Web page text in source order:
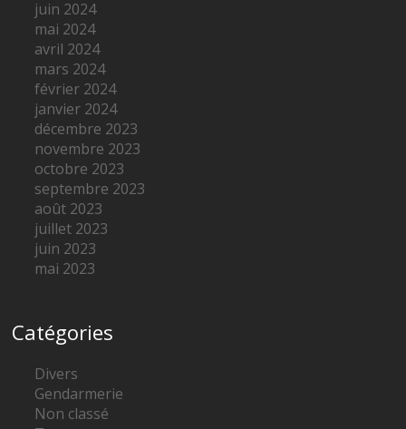
juin 2024
mai 2024
avril 2024
mars 2024
février 2024
janvier 2024
décembre 2023
novembre 2023
octobre 2023
septembre 2023
août 2023
juillet 2023
juin 2023
mai 2023
Catégories
Divers
Gendarmerie
Non classé